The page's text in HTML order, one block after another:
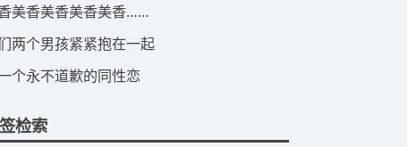
美香美香美香美香……
两个男孩紧紧抱在一起
个永不道歉的同性恋
检索